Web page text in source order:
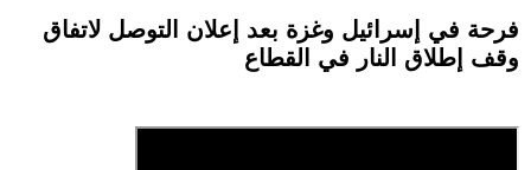
فرحة في إسرائيل وغزة بعد إعلان التوصل لاتفاق
وقف إطلاق النار في القطاع